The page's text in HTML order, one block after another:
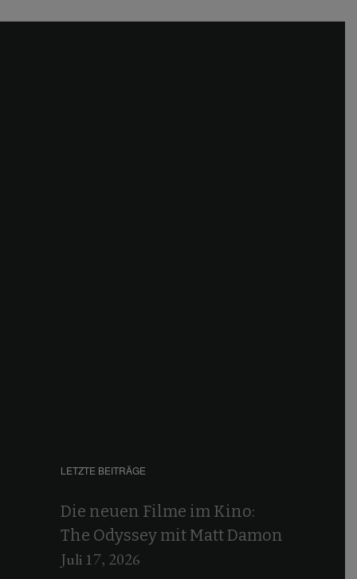
LETZTE BEITRÄGE
Die neuen Filme im Kino:
The Odyssey mit Matt Damon
Juli 17, 2026